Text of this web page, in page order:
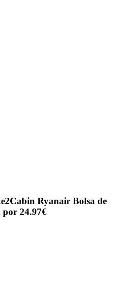
Ryanair Bolsa de
por 24.97€